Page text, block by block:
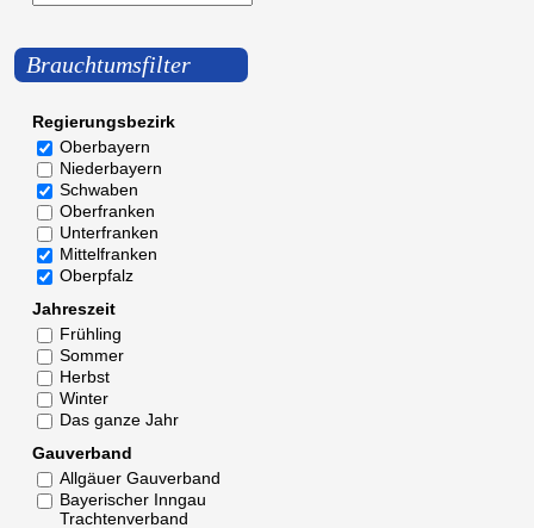
Brauchtumsfilter
Regierungsbezirk
Oberbayern
Niederbayern
Schwaben
Oberfranken
Unterfranken
Mittelfranken
Oberpfalz
Jahreszeit
Frühling
Sommer
Herbst
Winter
Das ganze Jahr
Gauverband
Allgäuer Gauverband
Bayerischer Inngau
Trachtenverband